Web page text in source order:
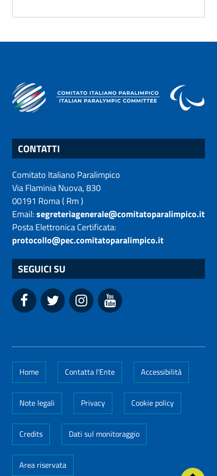
CONTATTI
Comitato Italiano Paralimpico
Via Flaminia Nuova, 830
00191 Roma( Rm)
Email:segreteriagenerale@comitatoparalimpico.it
Posta Elettronica Certificata:
protocollo@pec.comitatoparalimpico.it
SEGUICI SU
Home Contatta l'Ente Accessibilità
Note legali Privacy Cookie policy
Credits Dati sul monitoraggio
Area riservata